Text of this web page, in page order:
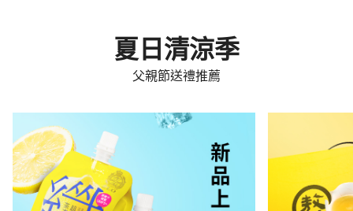
夏日清涼季
父親節送禮推薦